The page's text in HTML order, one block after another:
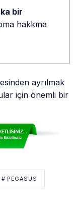
bir
hakkına
ayrılmak
için önemli bir
# PEGASUS